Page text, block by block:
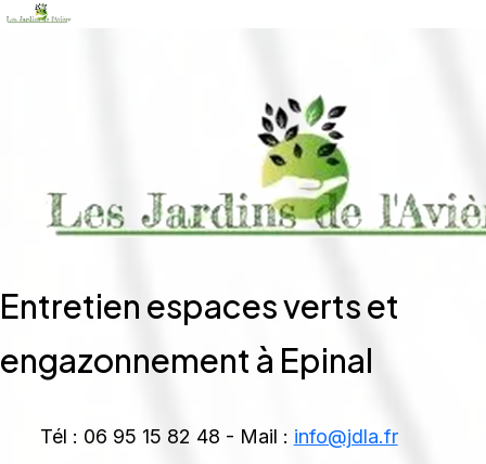
Entretien espaces verts et
engazonnement à Epinal
Tél : 06 95 15 82 48 - Mail : info@jdla.fr